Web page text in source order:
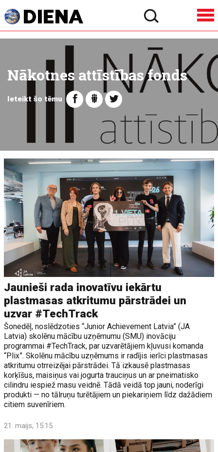
Nākotnes attīstības fonds
Ieteikt šo tēmu
Jaunieši rada inovatīvu iekārtu
plastmasas atkritumu pārstrādei un
uzvar #TechTrack
Šonedēļ, noslēdzoties “Junior Achievement Latvia” (JA
Latvia) skolēnu mācību uzņēmumu (SMU) inovāciju
programmai #TechTrack, par uzvarētājiem kļuvusi komanda
“Plix”. Skolēnu mācību uzņēmums ir radījis ierīci plastmasas
atkritumu otrreizējai pārstrādei. Tā izkausē plastmasas
korķīšus, maisiņus vai jogurta trauciņus un ar pneimatisko
cilindru iespiež masu veidnē. Tādā veidā top jauni, noderīgi
produkti — no tālruņu turētājiem un piekariņiem līdz dažādiem
citiem suvenīriem.
21. maijs, 15:15